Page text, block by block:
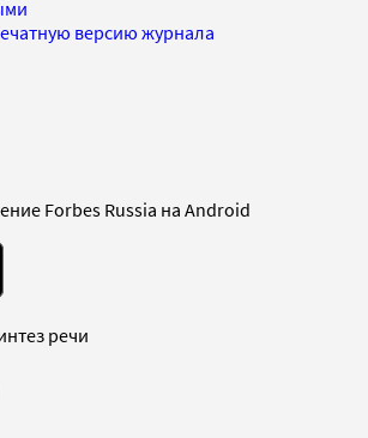
версию журнала
Forbes Russia на Android
речи